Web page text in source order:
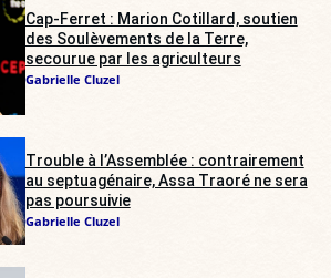
Cap-Ferret : Marion Cotillard, soutien
des Soulèvements de la Terre,
secourue par les agriculteurs
Gabrielle Cluzel
Trouble à l’Assemblée : contrairement
au septuagénaire, Assa Traoré ne sera
pas poursuivie
Gabrielle Cluzel